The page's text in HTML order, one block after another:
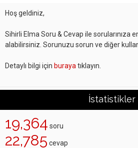
Hoş geldiniz,
Sihirli Elma Soru & Cevap ile sorularınıza
alabilirsiniz. Sorunuzu sorun ve diğer
Detaylı bilgi için buraya tıklayın.
İstatistikler
19,364 soru
22,785 cevap